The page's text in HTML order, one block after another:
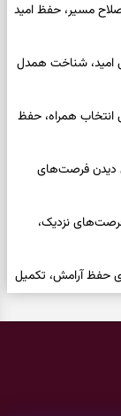
| پیام‌هایی برای اصلاح مسیر، حفظ امید
۱۴۰۵ | فرصت بازسازی امید، شناخت همدل
| نشانه‌هایی برای انتخاب همراه، حفظ
| نقش‌هایی برای دیدن فرصت‌های
| نقش‌هایی از فرصت‌های نزدیک،
| نشانه‌هایی برای حفظ آرامش، تکمیل
| کارت‌هایی برای حفظ دستاوردها،